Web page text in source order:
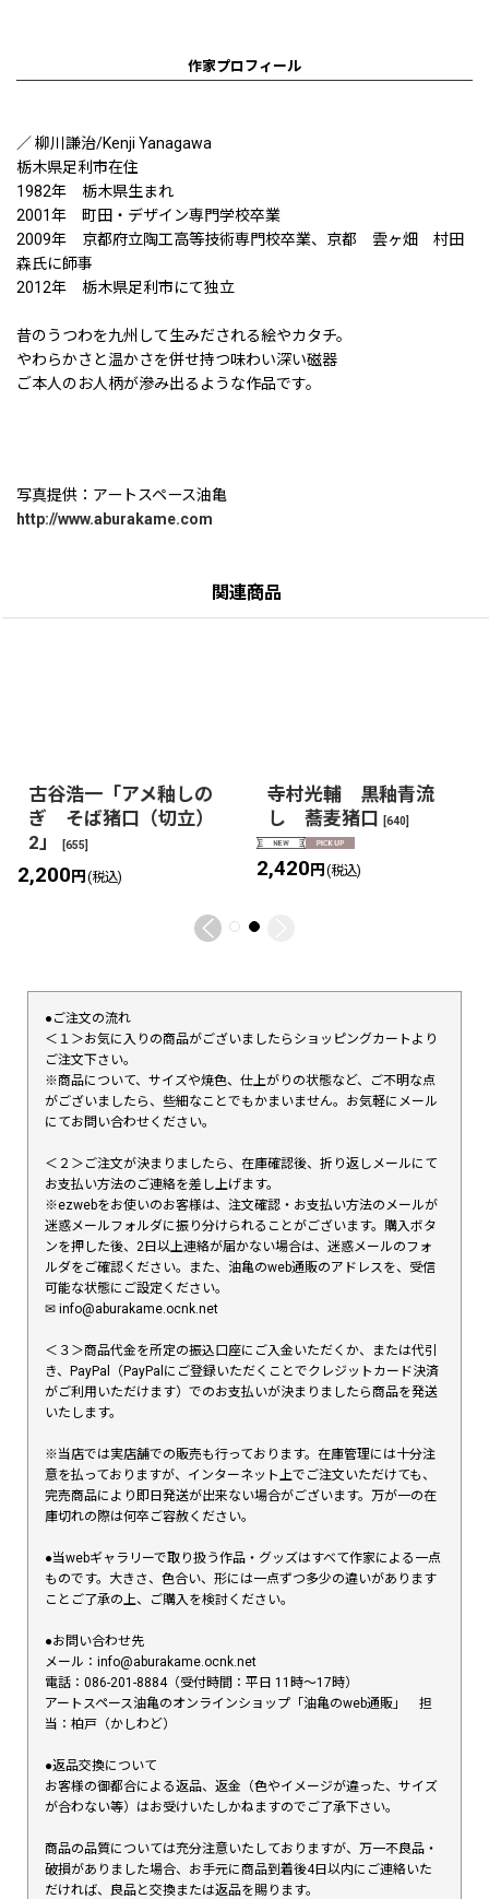
作家プロフィール
／ 柳川謙治/Kenji Yanagawa
栃木県足利市在住
1982年 栃木県生まれ
2001年 町田・デザイン専門学校卒業
2009年 京都府立陶工高等技術専門校卒業、京都 雲ヶ畑 村田
森氏に師事
2012年 栃木県足利市にて独立
昔のうつわを九州して生みだされる絵やカタチ。
やわらかさと温かさを併せ持つ味わい深い磁器
ご本人のお人柄が滲み出るような作品です。
写真提供：アートスペース油亀
http://www.aburakame.com
関連商品
古谷浩一「アメ釉しの
ぎ そば猪口（切立）
2」
[655]
2,200円 (税込)
寺村光輔 黒釉青流
し 蕎麦猪口 [640]
2,420円 (税込)
●ご注文の流れ
＜１＞お気に入りの商品がございましたらショッピングカートより
ご注文下さい。
※商品について、サイズや焼色、仕上がりの状態など、ご不明な点
がございましたら、些細なことでもかまいません。お気軽にメール
にてお問い合わせください。
＜２＞ご注文が決まりましたら、在庫確認後、折り返しメールにて
お支払い方法のご連絡を差し上げます。
※ezwebをお使いのお客様は、注文確認・お支払い方法のメールが
迷惑メールフォルダに振り分けられることがございます。購入ボタ
ンを押した後、2日以上連絡が届かない場合は、迷惑メールのフォ
ルダをご確認ください。また、油亀のweb通販のアドレスを、受信
可能な状態にご設定ください。
✉︎ info@aburakame.ocnk.net
＜３＞商品代金を所定の振込口座にご入金いただくか、または代引
き、PayPal（PayPalにご登録いただくことでクレジットカード決済
がご利用いただけます）でのお支払いが決まりましたら商品を発送
いたします。
※当店では実店舗での販売も行っております。在庫管理には十分注
意を払っておりますが、インターネット上でご注文いただけても、
完売商品により即日発送が出来ない場合がございます。万が一の在
庫切れの際は何卒ご容赦ください。
●当webギャラリーで取り扱う作品・グッズはすべて作家による一点
ものです。大きさ、色合い、形には一点ずつ多少の違いがあります
ことご了承の上、ご購入を検討ください。
●お問い合わせ先
メール：info@aburakame.ocnk.net
電話：086-201-8884（受付時間：平日 11時〜17時）
アートスペース油亀のオンラインショップ「油亀のweb通販」 担
当：柏戸（かしわど）
●返品交換について
お客様の御都合による返品、返金（色やイメージが違った、サイズ
が合わない等）はお受けいたしかねますのでご了承下さい。
商品の品質については充分注意いたしておりますが、万一不良品・
破損がありました場合、お手元に商品到着後4日以内にご連絡いた
だければ、良品と交換または返品を賜ります。